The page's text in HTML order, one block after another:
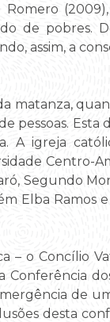
de pobres.
assim, a
matanza,
pessoas.
A igreja
Centro-
Segundo
Elba Ramos e
o Concílio
de
desta